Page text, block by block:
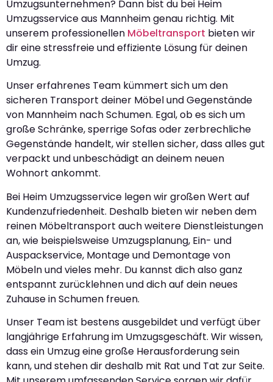
Umzugsunternehmen? Dann bist du bei Heim
Umzugsservice aus Mannheim genau richtig. Mit
unserem professionellen Möbeltransport bieten wir
dir eine stressfreie und effiziente Lösung für deinen
Umzug.
Unser erfahrenes Team kümmert sich um den
sicheren Transport deiner Möbel und Gegenstände
von Mannheim nach Schumen. Egal, ob es sich um
große Schränke, sperrige Sofas oder zerbrechliche
Gegenstände handelt, wir stellen sicher, dass alles gut
verpackt und unbeschädigt an deinem neuen
Wohnort ankommt.
Bei Heim Umzugsservice legen wir großen Wert auf
Kundenzufriedenheit. Deshalb bieten wir neben dem
reinen Möbeltransport auch weitere Dienstleistungen
an, wie beispielsweise Umzugsplanung, Ein- und
Auspackservice, Montage und Demontage von
Möbeln und vieles mehr. Du kannst dich also ganz
entspannt zurücklehnen und dich auf dein neues
Zuhause in Schumen freuen.
Unser Team ist bestens ausgebildet und verfügt über
langjährige Erfahrung im Umzugsgeschäft. Wir wissen,
dass ein Umzug eine große Herausforderung sein
kann, und stehen dir deshalb mit Rat und Tat zur Seite.